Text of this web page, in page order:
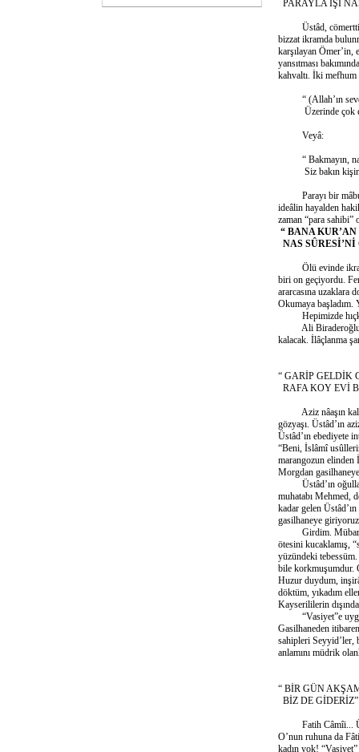
PARAYLA İŞİ
Üstâd, cömertti.
bizzat ikramda
karşılayan
yansıtması
kahvaltı. İki
“ (Allah’ın
Üzerinde çok el
Veyâ:
“ Bakmayın,
Siz bakın kişinin
Parayı bir mâbud
ideâlin hayalden
zaman “para sahibi”
“ BANA KUR’AN
NAS SÛRESİ’Nİ
Ölü evinde ikram
biri on geçiyordu.
ararcasına uzaklara
Okumaya başladım.
Hepimizde
Ali Biraderoğlu;
kalacak. İlâçlanma
“ GARİP GELDİK
RAFA KOY EVİ
Aziz nâaşın
gözyaşı. Üstâd’ın
Üstâd’ın ebediyete
“Beni, İslâmî
marangozun elinden
Morgdan
Üstâd’ın
muhatabı Mehmed,
kadar gelen
gasilhaneye
Girdim. Mübarek
ötesini kucaklamış,
yüzündeki
bile korkmuşumdur.
Huzur duydum,
döktüm, yıkadım
Kayserililerin
“Vasiyet”e uygun
Gasilhaneden
sahipleri Seyyid’ler,
anlamını müdrik
“ BİR GÜN
BİZ DE GİDERİZ”
Fatih Câmîi...
O’nun ruhuna da
kadın yok!